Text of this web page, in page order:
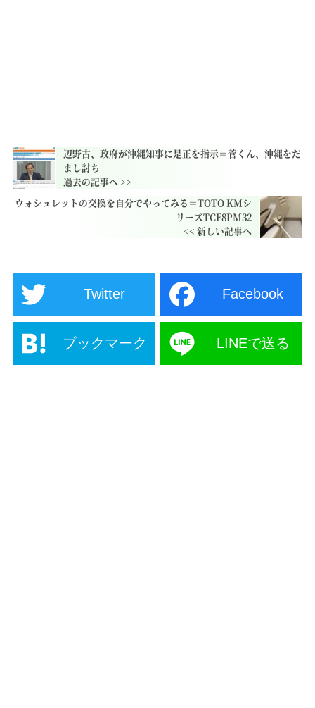
辺野古、政府が沖縄知事に是正を指示＝菅くん、沖縄をだ
まし討ち
ウォシュレットの交換を自分でやってみる＝TOTO KMシ
リーズTCF8PM32
Twitter Facebook
ブックマーク LINEで送る